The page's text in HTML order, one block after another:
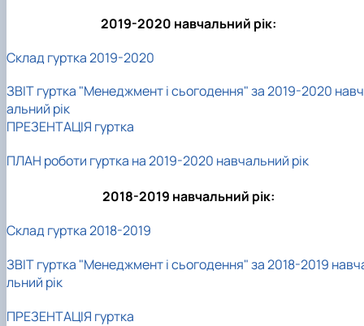
2019-2020 навчальний рік:
Склад гуртка 2019-2020
ЗВІТ гуртка "Менеджмент і сьогодення" за 2019-2020 навч
альний рік
ПРЕЗЕНТАЦІЯ гуртка
ПЛАН роботи гуртка на 2019-2020 навчальний рік
2018-2019 навчальний рік:
Склад гуртка 2018-2019
ЗВІТ гуртка "Менеджмент і сьогодення" за 2018-2019
льний рік
ПРЕЗЕНТАЦІЯ гуртка